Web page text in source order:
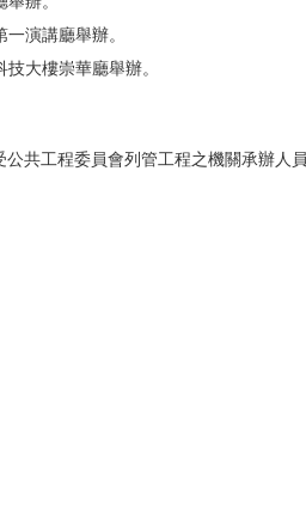
演講廳舉辦。
大樓崇華廳舉辦。
共工程委員會列管工程之機關承辦人員